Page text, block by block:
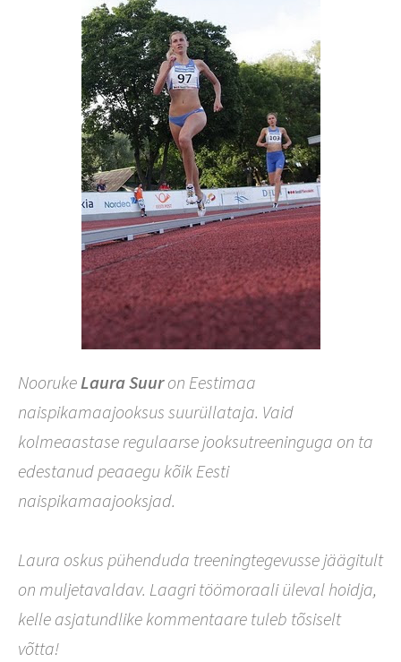
NoorukeLaura Suuron Eestimaa
naispikamaajooksus suurüllataja. Vaid
kolmeaastase regulaarse jooksutreeninguga on ta
edestanud peaaegu kõik Eesti
naispikamaajooksjad.
Laura oskus pühenduda treeningtegevusse jäägitult
on muljetavaldav. Laagri töömoraali üleval hoidja,
kelle asjatundlike kommentaare tuleb tõsiselt
võtta!